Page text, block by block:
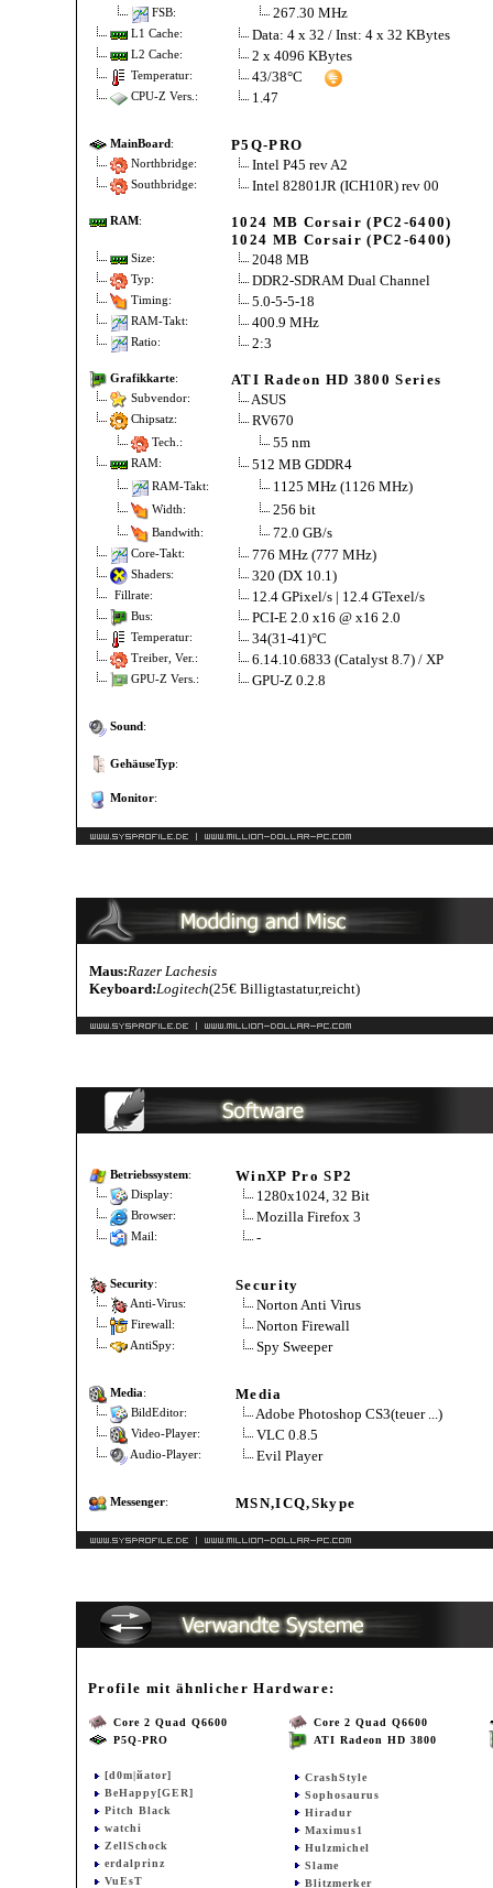
FSB: 267.30 MHz
L1 Cache: Data: 4 x 32 / Inst: 4 x 32 KBytes
L2 Cache: 2 x 4096 KBytes
Temperatur: 43/38°C
CPU-Z Vers.: 1.47
MainBoard: P5Q-PRO
Northbridge: Intel P45 rev A2
Southbridge: Intel 82801JR (ICH10R) rev 00
RAM:
1024 MB Corsair (PC2-6400)
1024 MB Corsair (PC2-6400)
Size: 2048 MB
Typ: DDR2-SDRAM Dual Channel
Timing: 5.0-5-5-18
RAM-Takt: 400.9 MHz
Ratio: 2:3
Grafikkarte: ATI Radeon HD 3800 Series
Subvendor: ASUS
Chipsatz: RV670
Tech.: 55 nm
RAM: 512 MB GDDR4
RAM-Takt: 1125 MHz (1126 MHz)
Width: 256 bit
Bandwith: 72.0 GB/s
Core-Takt: 776 MHz (777 MHz)
Shaders: 320 (DX 10.1)
Fillrate: 12.4 GPixel/s | 12.4 GTexel/s
Bus: PCI-E 2.0 x16 @ x16 2.0
Temperatur: 34(31-41)°C
Treiber, Ver.: 6.14.10.6833 (Catalyst 8.7) / XP
GPU-Z Vers.: GPU-Z 0.2.8
Sound:
GehäuseTyp:
Monitor:
Maus:Razer Lachesis
Keyboard:Logitech(25€ Billigtastatur,reicht)
Betriebssystem: WinXP Pro SP2
Display: 1280x1024, 32 Bit
Browser: Mozilla Firefox 3
Mail: -
Security: Security
Anti-Virus: Norton Anti Virus
Firewall: Norton Firewall
AntiSpy: Spy Sweeper
Media: Media
BildEditor: Adobe Photoshop CS3(teuer ...)
Video-Player: VLC 0.8.5
Audio-Player: Evil Player
Messenger: MSN,ICQ,Skype
Profile mit ähnlicher Hardware:
Core 2 Quad Q6600
P5Q-PRO
[d0m|йator]
BeHappy[GER]
Pitch Black
watchi
ZellSchock
erdalprinz
VuEsT
Core 2 Quad Q6600
ATI Radeon HD 3800
CrashStyle
Sophosaurus
Hiradur
Maximus1
Hulzmichel
Slame
Blitzmerker